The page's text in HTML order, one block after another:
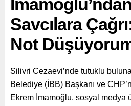
Savcılara
Not
Silivri Cezaevi’nde tutuklu
Belediye (İBB) Başkanı ve
Ekrem İmamoğlu, sosyal medya